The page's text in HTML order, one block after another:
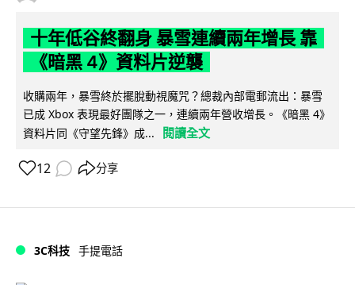
十年低谷終翻身 暴雪連續兩年增長 靠
《暗黑 4》資料片逆襲
收購兩年，暴雪終於擺脫動視魔咒？總裁內部電郵流出：暴雪
已成 Xbox 表現最好團隊之一，連續兩年營收增長。《暗黑 4》
資料片同《守望先鋒》成...
閱讀全文
12 分享
3C科技 手提電話